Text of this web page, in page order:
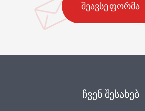
შეავსე ფორმა
ᲩᲕᲔᲜ ᲨᲔᲡᲐᲮᲔᲑ